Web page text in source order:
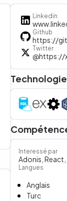
Linkedin
Github
https://
Twitter
@https://
Interessé par
Adonis,
Langues
Anglais
Turc